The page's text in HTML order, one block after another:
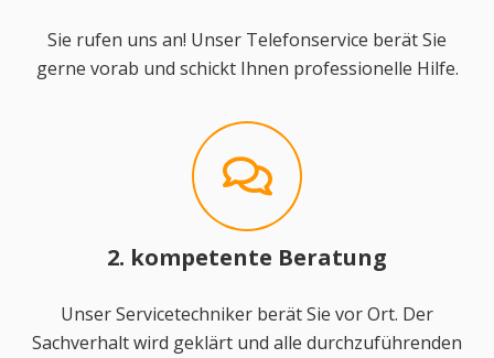
Sie rufen uns an! Unser Telefonservice berät Sie
gerne vorab und schickt Ihnen professionelle Hilfe.
2. kompetente Beratung
Unser Servicetechniker berät Sie vor Ort. Der
Sachverhalt wird geklärt und alle durchzuführenden